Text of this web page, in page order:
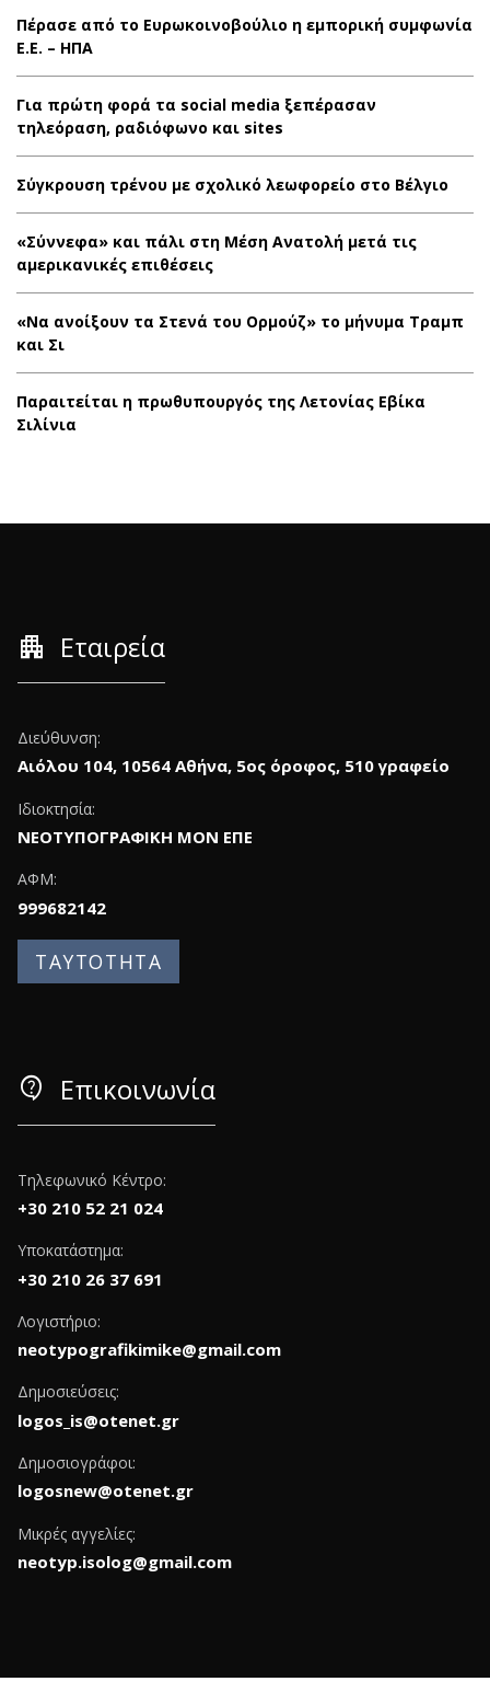
Πέρασε από το Ευρωκοινοβούλιο η εμπορική συμφωνία
Ε.Ε. – ΗΠΑ
Για πρώτη φορά τα social media ξεπέρασαν
τηλεόραση, ραδιόφωνο και sites
Σύγκρουση τρένου με σχολικό λεωφορείο στο Βέλγιο
«Σύννεφα» και πάλι στη Μέση Ανατολή μετά τις
αμερικανικές επιθέσεις
«Να ανοίξουν τα Στενά του Ορμούζ» το μήνυμα Τραμπ
και Σι
Παραιτείται η πρωθυπουργός της Λετονίας Εβίκα
Σιλίνια
apartment Εταιρεία
Διεύθυνση:
Αιόλου 104, 10564 Αθήνα, 5ος όροφος, 510 γραφείο
Ιδιοκτησία:
ΝΕΟΤΥΠΟΓΡΑΦΙΚΗ ΜΟΝ ΕΠΕ
ΑΦΜ:
999682142
ΤΑΥΤΟΤΗΤΑ
contact_support Επικοινωνία
Τηλεφωνικό Κέντρο:
+30 210 52 21 024
Υποκατάστημα:
+30 210 26 37 691
Λογιστήριο:
neotypografikimike@gmail.com
Δημοσιεύσεις:
logos_is@otenet.gr
Δημοσιογράφοι:
logosnew@otenet.gr
Μικρές αγγελίες:
neotyp.isolog@gmail.com